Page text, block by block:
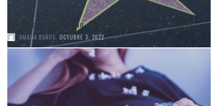
Se acerca el estreno de ‘The L word: Generation Q’
AMALIA BAÑOS, OCTUBRE 3, 2022